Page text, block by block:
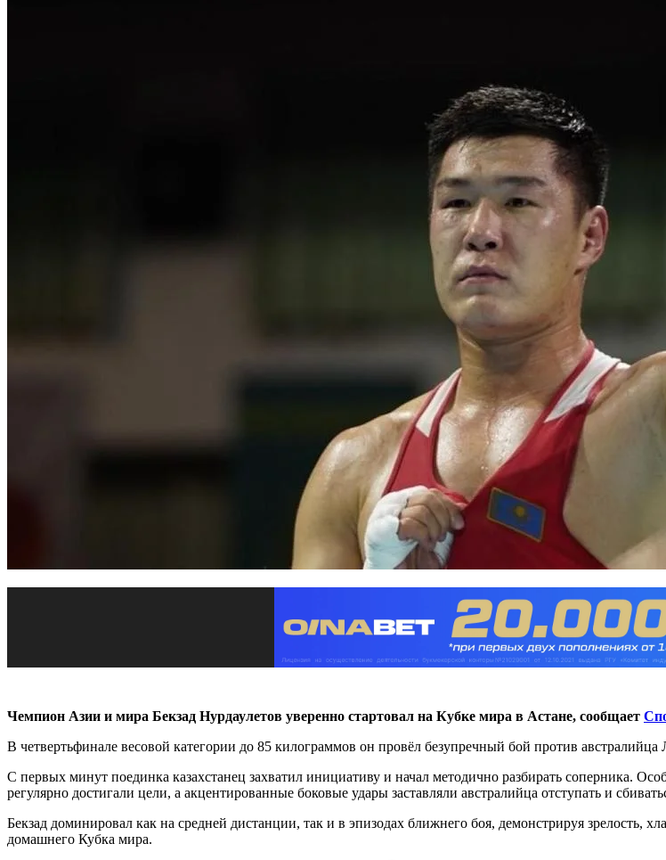
Чемпион Азии и мира Бекзад Нурдаулетов уверенно стартовал на Кубке мира в Астане, сообщает
В четвертьфинале весовой категории до 85 килограммов он провёл безупречный бой против
С первых минут поединка казахстанец захватил инициативу и начал методично разбирать соперника.
регулярно достигали цели, а акцентированные боковые удары заставляли австралийца отступать и
Бекзад доминировал как на средней дистанции, так и в эпизодах ближнего боя, демонстрируя зрелость,
домашнего Кубка мира.